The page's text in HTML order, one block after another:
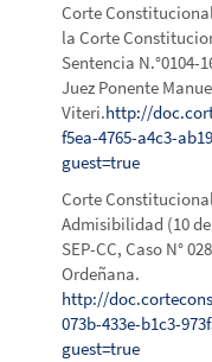
Corte
la Corte
Sentencia N.°0104-
Juez Ponente
Viteri.http://
f5ea-4765-a4c3-
guest=true
Corte
Admisibilidad (10
SEP-CC, Caso N°
Ordeñana.
http://
073b-433e-b1c3-
guest=true